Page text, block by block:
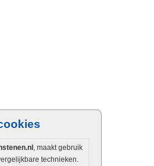
, maakt gebruik
technieken.